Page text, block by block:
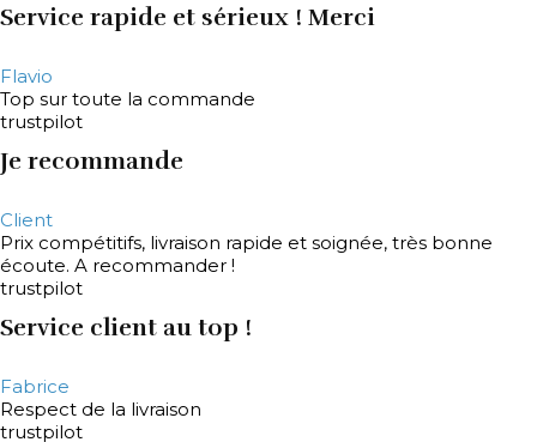
Service rapide et sérieux ! Merci
Flavio
Top sur toute la commande
trustpilot
Je recommande
Client
Prix compétitifs, livraison rapide et soignée, très bonne
écoute. A recommander !
trustpilot
Service client au top !
Fabrice
Respect de la livraison
trustpilot